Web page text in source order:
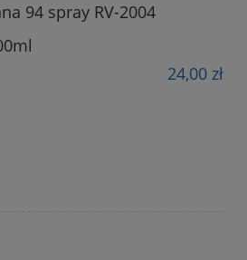
94 spray RV-2004
24,00 zł